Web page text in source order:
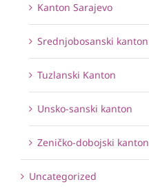
Kanton Sarajevo
Srednjobosanski kanton
Tuzlanski Kanton
Unsko-sanski kanton
Zeničko-dobojski kanton
Uncategorized